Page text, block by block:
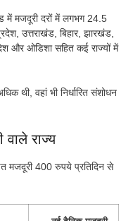
में मजदूरी दरों में लगभग 24.5
उत्तराखंड, बिहार, झारखंड,
और ओडिशा सहित कई राज्यों में
थी, वहां भी निर्धारित संशोधन
राज्य
मजदूरी 400 रुपये प्रतिदिन से